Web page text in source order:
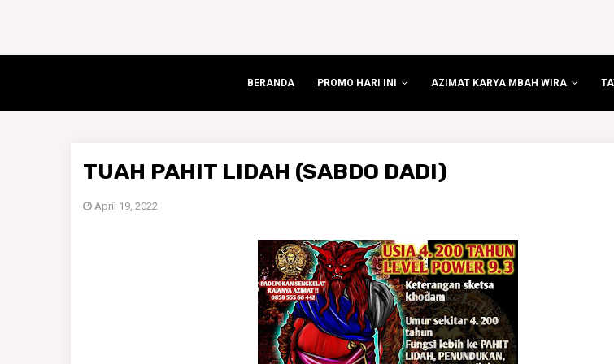
BERANDA PROMO HARI INI AZIMAT KARYA MBAH WIRA
TUAH PAHIT LIDAH (SABDO DADI)
April 19, 2022